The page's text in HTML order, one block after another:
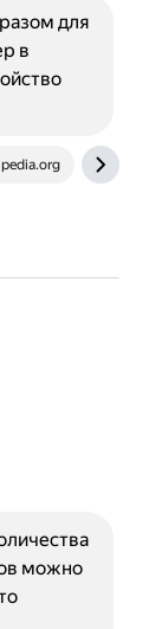
для
в
можно